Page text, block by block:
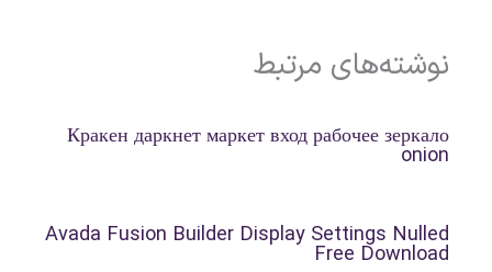
نوشته‌های مرتبط
Кракен даркнет маркет вход рабочее зеркало
onion
Avada Fusion Builder Display Settings Nulled
Free Download